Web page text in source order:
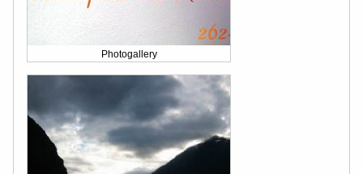
Photogallery